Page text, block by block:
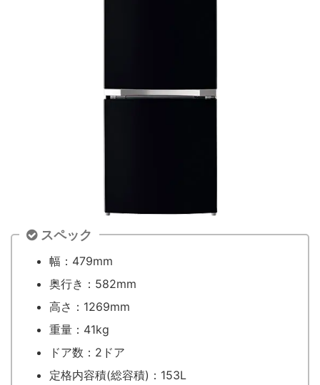
スペック
幅：479mm
奥行き：582mm
高さ：1269mm
重量：41kg
ドア数：2ドア
定格内容積(総容積)：153L